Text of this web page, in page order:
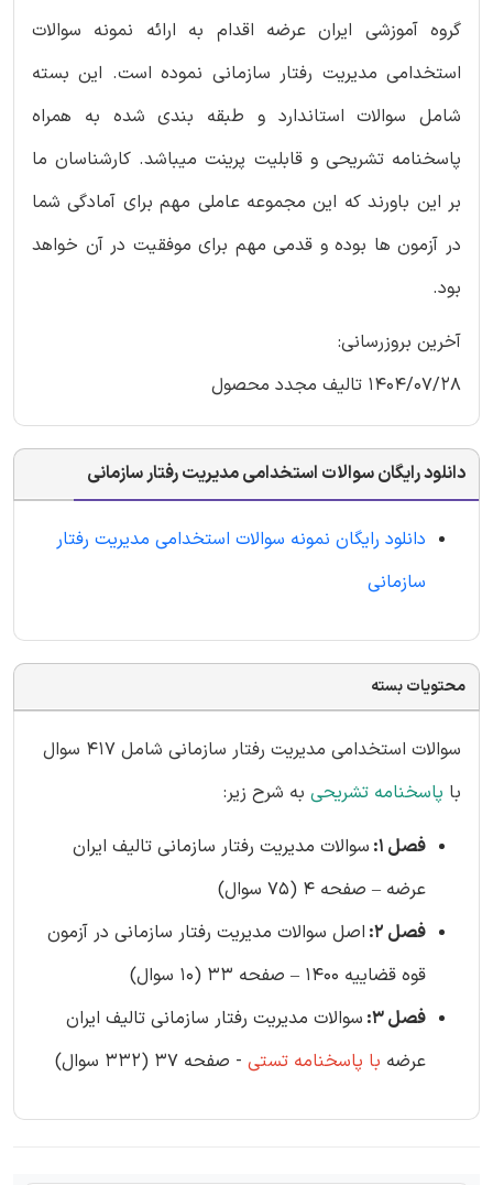
گروه آموزشی ایران عرضه اقدام به ارائه نمونه سوالات
استخدامی مدیریت رفتار سازمانی نموده است. این بسته
شامل سوالات استاندارد و طبقه بندی شده به همراه
پاسخنامه تشریحی و قابلیت پرینت میباشد. کارشناسان ما
بر این باورند که این مجموعه عاملی مهم برای آمادگی شما
در آزمون ها بوده و قدمی مهم برای موفقیت در آن خواهد
بود.
آخرین بروزرسانی:
1404/07/28 تالیف مجدد محصول
دانلود رایگان سوالات استخدامی مدیریت رفتار سازمانی
دانلود رایگان نمونه سوالات استخدامی مدیریت رفتار
سازمانی
محتویات بسته
سوالات استخدامی مدیریت رفتار سازمانی شامل 417 سوال
با پاسخنامه تشریحی به شرح زیر:
فصل 1:
سوالات مدیریت رفتار سازمانی تالیف ایران
عرضه – صفحه 4 (75 سوال)
فصل 2:
اصل سوالات مدیریت رفتار سازمانی در آزمون
قوه قضاییه 1400 – صفحه 33 (10 سوال)
فصل 3:
سوالات مدیریت رفتار سازمانی تالیف ایران
عرضه با پاسخنامه تستی - صفحه 37 (332 سوال)